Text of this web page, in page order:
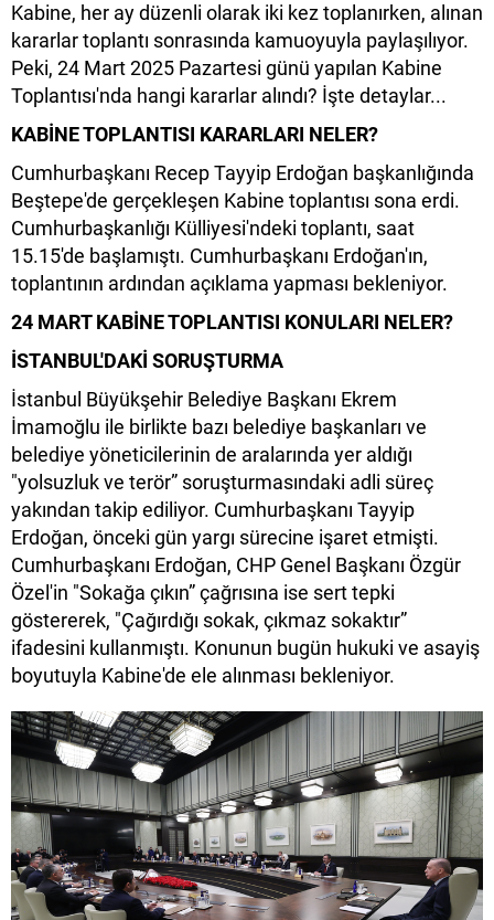
Kabine, her ay düzenli olarak iki kez toplanırken, alınan
kararlar toplantı sonrasında kamuoyuyla paylaşılıyor.
Peki, 24 Mart 2025 Pazartesi günü yapılan Kabine
Toplantısı'nda hangi kararlar alındı? İşte detaylar...
KABİNE TOPLANTISI KARARLARI NELER?
Cumhurbaşkanı Recep Tayyip Erdoğan başkanlığında
Beştepe'de gerçekleşen Kabine toplantısı sona erdi.
Cumhurbaşkanlığı Külliyesi'ndeki toplantı, saat
15.15'de başlamıştı. Cumhurbaşkanı Erdoğan'ın,
toplantının ardından açıklama yapması bekleniyor.
24 MART KABİNE TOPLANTISI KONULARI NELER?
İSTANBUL'DAKİ SORUŞTURMA
İstanbul Büyükşehir Belediye Başkanı Ekrem
İmamoğlu ile birlikte bazı belediye başkanları ve
belediye yöneticilerinin de aralarında yer aldığı
"yolsuzluk ve terör” soruşturmasındaki adli süreç
yakından takip ediliyor. Cumhurbaşkanı Tayyip
Erdoğan, önceki gün yargı sürecine işaret etmişti.
Cumhurbaşkanı Erdoğan, CHP Genel Başkanı Özgür
Özel'in "Sokağa çıkın” çağrısına ise sert tepki
göstererek, "Çağırdığı sokak, çıkmaz sokaktır”
ifadesini kullanmıştı. Konunun bugün hukuki ve asayiş
boyutuyla Kabine'de ele alınması bekleniyor.